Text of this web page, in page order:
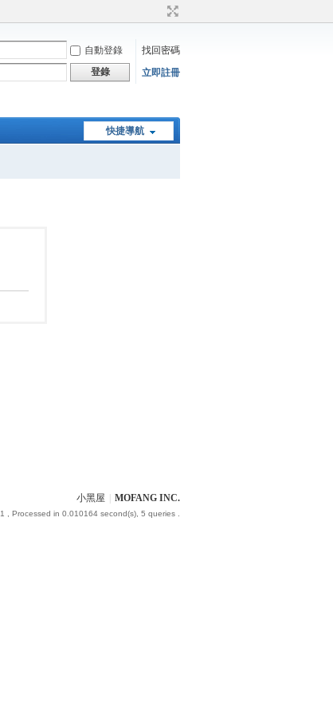
自動登錄
找回密碼
登錄 立即註冊
快捷導航
小黑屋 MOFANG INC.
, Processed in 0.010164 second(s), 5 queries .